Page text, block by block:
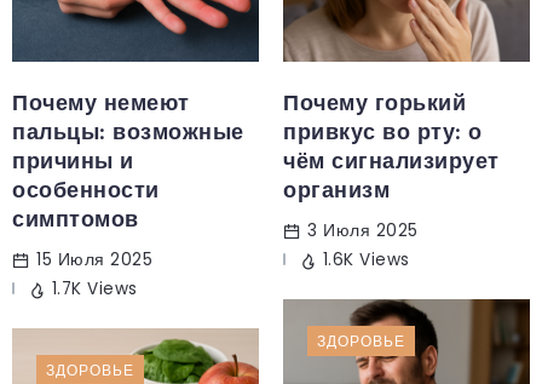
Почему немеют
пальцы: возможные
причины и
особенности
симптомов
15 Июля 2025
1.7K Views
Почему горький
привкус во рту: о
чём сигнализирует
организм
3 Июля 2025
1.6K Views
ЗДОРОВЬЕ
ЗДОРОВЬЕ